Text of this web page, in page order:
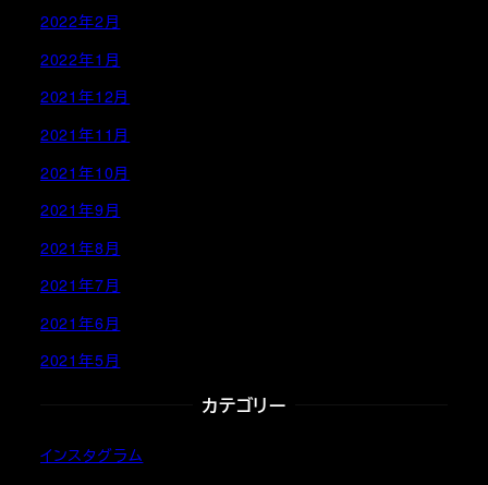
2022年2月
2022年1月
2021年12月
2021年11月
2021年10月
2021年9月
2021年8月
2021年7月
2021年6月
2021年5月
カテゴリー
インスタグラム